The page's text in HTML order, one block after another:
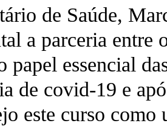
de Saúde,
a parceria
papel essencial
de covid-19 e
este curso como